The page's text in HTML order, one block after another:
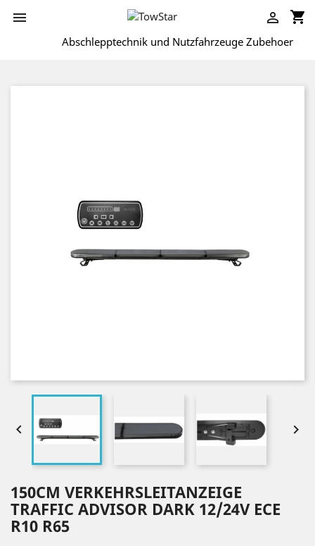
 shopping_cart

Abschlepptechnik und Nutzfahrzeuge Zubehoer
 
150CM VERKEHRSLEITANZEIGE
TRAFFIC ADVISOR DARK 12/24V ECE
R10 R65